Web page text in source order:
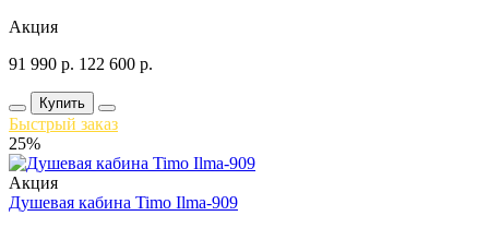
Акция
91 990 р. 122 600 р.
Купить
Быстрый заказ
25%
Акция
Душевая кабина Timo Ilma-909